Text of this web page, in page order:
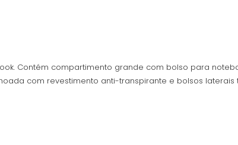
Contém compartimento grande com bolso para
com revestimento anti-transpirante e bolsos laterais